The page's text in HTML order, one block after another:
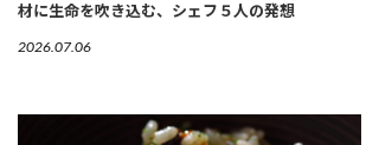
材に生命を吹き込む、シェフ５人の発想
2026.07.06